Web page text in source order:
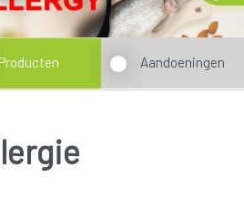
Aandoeningen